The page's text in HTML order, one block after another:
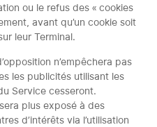
ou le refus des « cookies
avant qu’un cookie soit
leur Terminal.
n’empêchera pas
les publicités utilisant les
Service cesseront.
plus exposé à des
d’intérêts via l’utilisation